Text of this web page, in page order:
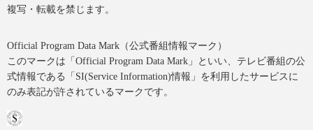
複写・転載を禁じます。
Official Program Data Mark（公式番組情報マーク）
このマークは「Official Program Data Mark」といい、テレビ番組の公
式情報である「SI(Service Information)情報」を利用したサービスに
のみ表記が許されているマークです。